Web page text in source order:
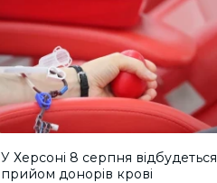
У Херсоні 8 серпня відбудеться
прийом донорів крові